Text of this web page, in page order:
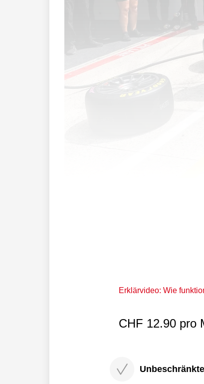
Erklärvideo: Wie
CHF 12.90 pro